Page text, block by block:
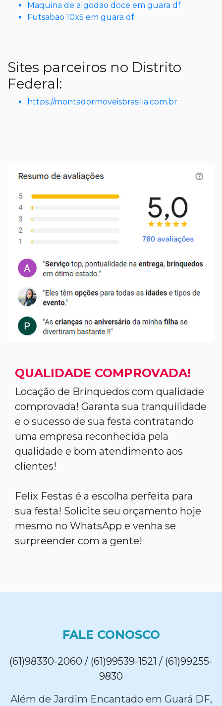
Maquina de algodao doce em guara df
Futsabao 10x5 em guara df
Sites parceiros no Distrito
Federal:
https://montadormoveisbrasilia.com.br
QUALIDADE COMPROVADA!
Locação de Brinquedos com qualidade
comprovada! Garanta sua tranquilidade
e o sucesso de sua festa contratando
uma empresa reconhecida pela
qualidade e bom atendimento aos
clientes!
Felix Festas é a escolha perfeita para
sua festa! Solicite seu orçamento hoje
mesmo no WhatsApp e venha se
surpreender com a gente!
FALE CONOSCO
(61)98330-2060 / (61)99539-1521 / (61)99255-
9830
Além de Jardim Encantado em Guará DF,